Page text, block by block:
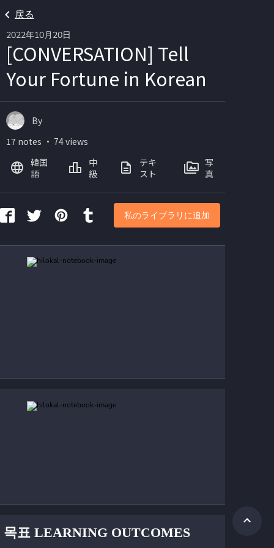
戻る
2022年10月20日
[CONVERSATION] Tell
Your Fortune in Korean
목표 LEARNING OUTCOMES
By
17 notes ・ 74 views
韓国
語
中
級
テキ
スト
写
真
私のライブラリに追加